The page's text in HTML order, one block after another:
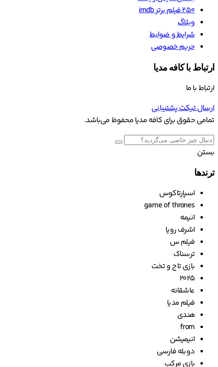
اسپارتاکوس
game of thrones
انیمه
اشرف رویا
فیلم س
ترسناک
2025
عاشقانه
فیلم مدیا
هندی
from